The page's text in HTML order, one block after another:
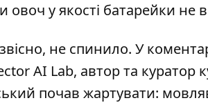
овоч у якості батарейки не
не спинило. У
AI Lab, автор та куратор
почав жартувати: